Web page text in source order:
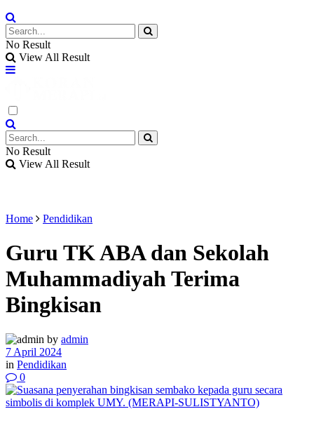
No Result
View All Result
No Result
View All Result
Home Pendidikan
Guru TK ABA dan Sekolah
Muhammadiyah Terima
Bingkisan
by admin
7 April 2024
in Pendidikan
0